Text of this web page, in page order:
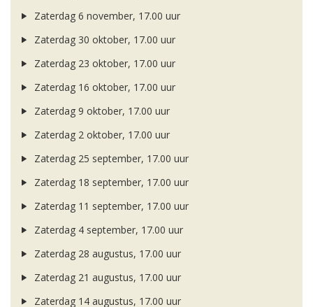
Zaterdag 6 november, 17.00 uur
Zaterdag 30 oktober, 17.00 uur
Zaterdag 23 oktober, 17.00 uur
Zaterdag 16 oktober, 17.00 uur
Zaterdag 9 oktober, 17.00 uur
Zaterdag 2 oktober, 17.00 uur
Zaterdag 25 september, 17.00 uur
Zaterdag 18 september, 17.00 uur
Zaterdag 11 september, 17.00 uur
Zaterdag 4 september, 17.00 uur
Zaterdag 28 augustus, 17.00 uur
Zaterdag 21 augustus, 17.00 uur
Zaterdag 14 augustus, 17.00 uur